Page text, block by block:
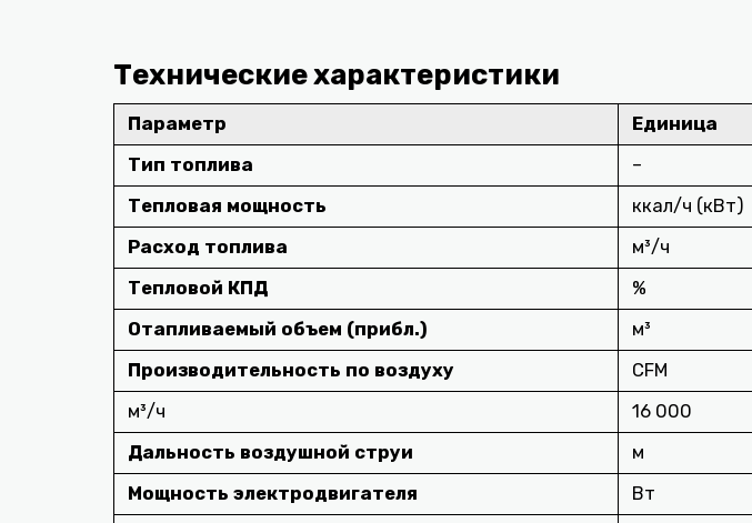
Технические характеристики
Параметр Единица
Тип топлива
–
Тепловая мощность
ккал/ч (кВт)
Расход топлива
м³/ч
Тепловой КПД
%
Отапливаемый объем (прибл.)
м³
Производительность по воздуху
CFM
м³/ч
16 000
Дальность воздушной струи
м
Мощность электродвигателя
Вт